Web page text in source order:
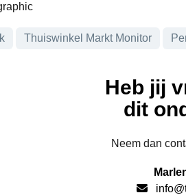
Thuiswinkel Markt Monitor
Heb jij
dit
Neem dan